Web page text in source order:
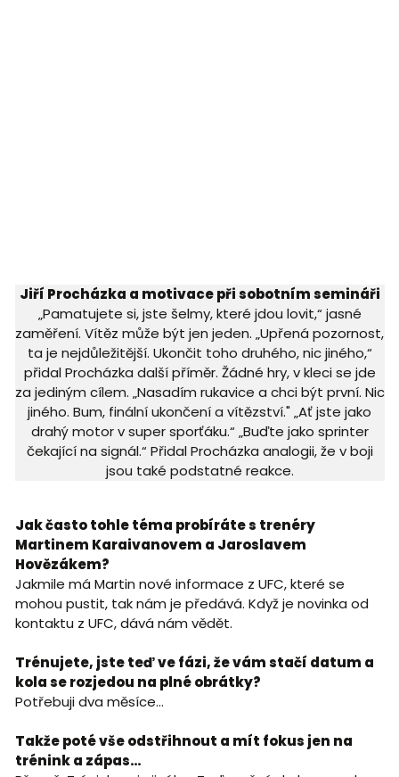
Jiří Procházka a motivace při sobotním semináři
„Pamatujete si, jste šelmy, které jdou lovit,“ jasné
zaměření. Vítěz může být jen jeden. „Upřená pozornost,
ta je nejdůležitější. Ukončit toho druhého, nic jiného,“
přidal Procházka další příměr. Žádné hry, v kleci se jde
za jediným cílem. „Nasadím rukavice a chci být první. Nic
jiného. Bum, finální ukončení a vítězství." „Ať jste jako
drahý motor v super sporťáku.“ „Buďte jako sprinter
čekající na signál.“ Přidal Procházka analogii, že v boji
jsou také podstatné reakce.
Jak často tohle téma probíráte s trenéry
Martinem Karaivanovem a Jaroslavem
Hovězákem?
Jakmile má Martin nové informace z UFC, které se
mohou pustit, tak nám je předává. Když je novinka od
kontaktu z UFC, dává nám vědět.
Trénujete, jste teď ve fázi, že vám stačí datum a
kola se rozjedou na plné obrátky?
Potřebuji dva měsíce…
Takže poté vše odstřihnout a mít fokus jen na
trénink a zápas…